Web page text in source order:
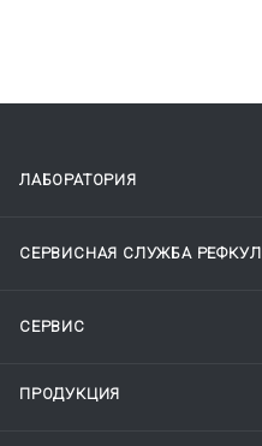
ЛАБОРАТОРИЯ
СЕРВИСНАЯ СЛУЖБА РЕФКУЛ
СЕРВИС
ПРОДУКЦИЯ